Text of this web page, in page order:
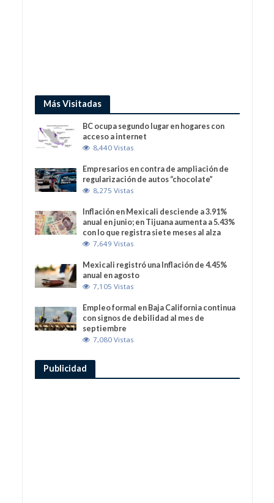
Más Visitadas
BC ocupa segundo lugar en hogares con
acceso a internet
8,440 Vistas
Empresarios en contra de ampliación de
regularización de autos “chocolate”
8,275 Vistas
Inflación en Mexicali desciende a 3.91%
anual en junio; en Tijuana aumenta a 5.43%
con lo que registra siete meses al alza
7,649 Vistas
Mexicali registró una Inflación de 4.45%
anual en agosto
7,105 Vistas
Empleo formal en Baja California continua
con signos de debilidad al mes de
septiembre
7,080 Vistas
Publicidad